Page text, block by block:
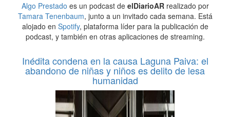
Algo Prestado es un podcast de elDiarioARrealizado por
Tamara Tenenbaum, junto a un invitado cada semana. Está
alojado en Spotify, plataforma líder para la publicación de
podcast, y también en otras aplicaciones de streaming.
Inédita condena en la causa Laguna Paiva: el
abandono de niñas y niños es delito de lesa
humanidad